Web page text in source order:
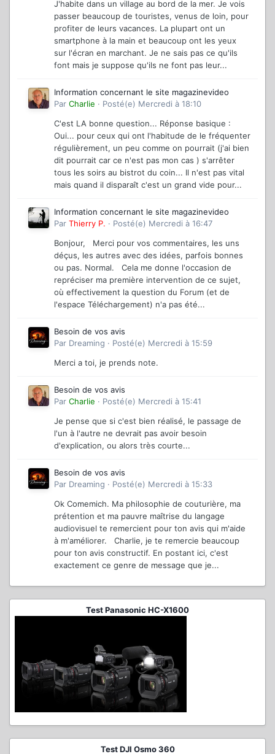
J'habite dans un village au bord de la mer. Je vois
passer beaucoup de touristes, venus de loin, pour
profiter de leurs vacances. La plupart ont un
smartphone à la main et beaucoup ont les yeux
sur l'écran en marchant. Je ne sais pas ce qu'ils
font mais je suppose qu'ils ne font pas leur...
Information concernant le site magazinevideo
Par Charlie · Posté(e) Mercredi à 18:10
C'est LA bonne question... Réponse basique :
Oui... pour ceux qui ont l'habitude de le fréquenter
régulièrement, un peu comme on pourrait (j'ai bien
dit pourrait car ce n'est pas mon cas ) s'arrêter
tous les soirs au bistrot du coin... Il n'est pas vital
mais quand il disparaît c'est un grand vide pour...
Information concernant le site magazinevideo
Par Thierry P. · Posté(e) Mercredi à 16:47
Bonjour, Merci pour vos commentaires, les uns
déçus, les autres avec des idées, parfois bonnes
ou pas. Normal. Cela me donne l'occasion de
repréciser ma première intervention de ce sujet,
où effectivement la question du Forum (et de
l'espace Téléchargement) n'a pas été...
Besoin de vos avis
Par Dreaming · Posté(e) Mercredi à 15:59
Merci a toi, je prends note.
Besoin de vos avis
Par Charlie · Posté(e) Mercredi à 15:41
Je pense que si c'est bien réalisé, le passage de
l'un à l'autre ne devrait pas avoir besoin
d'explication, ou alors très courte...
Besoin de vos avis
Par Dreaming · Posté(e) Mercredi à 15:33
Ok Comemich. Ma philosophie de couturière, ma
prétention et ma pauvre maîtrise du langage
audiovisuel te remercient pour ton avis qui m'aide
à m'améliorer. Charlie, je te remercie beaucoup
pour ton avis constructif. En postant ici, c'est
exactement ce genre de message que je...
Test Panasonic HC-X1600
Test DJI Osmo 360